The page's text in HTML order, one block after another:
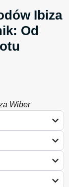
Ibiza
Od
Wiber